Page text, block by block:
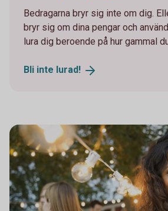
Bedragarna bryr sig inte om dig.
bryr sig om dina pengar och
lura dig beroende på hur gammal
Bli inte lurad!